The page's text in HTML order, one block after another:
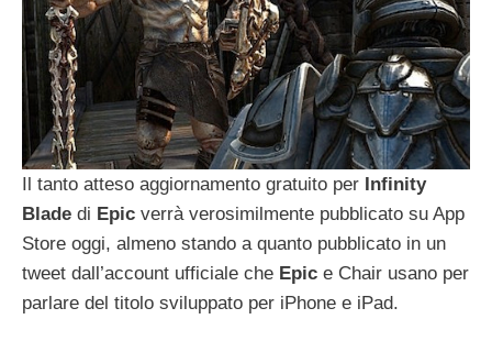
Il tanto atteso aggiornamento gratuito per Infinity
Blade di Epic verrà verosimilmente pubblicato su App
Store oggi, almeno stando a quanto pubblicato in un
tweet dall’account ufficiale che Epic e Chair usano per
parlare del titolo sviluppato per iPhone e iPad.